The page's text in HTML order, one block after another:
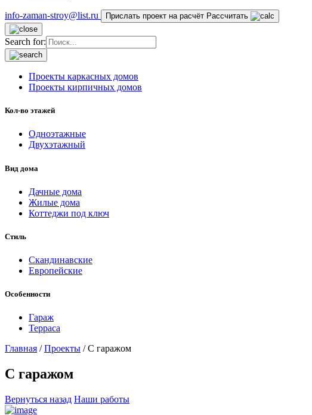
info-zaman-stroy@list.ru Прислать проект на расчёт Рассчитать
Search for:
Проекты каркасных домов
Проекты кирпичных домов
Кол-во этажей
Одноэтажные
Двухэтажный
Вид дома
Дачные дома
Жилые дома
Коттеджи под ключ
Стиль
Скандинавские
Европейские
Особенности
Гараж
Терраса
Главная / Проекты /С гаражом
С гаражом
Вернуться назад Наши работы